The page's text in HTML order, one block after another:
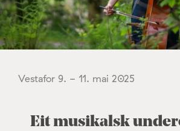
Vestafor 9. - 11. mai 2025
Eit musikalsk